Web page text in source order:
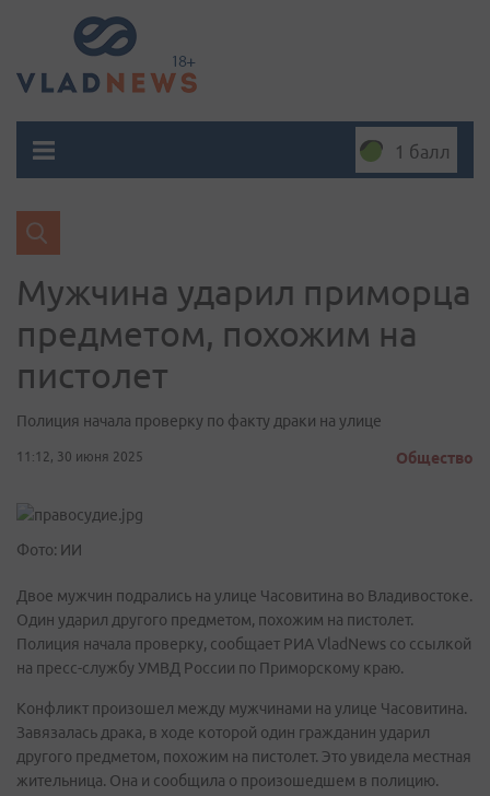
1 балл
Мужчина ударил приморца
предметом, похожим на
пистолет
Полиция начала проверку по факту драки на улице
11:12, 30 июня 2025 Общество
Фото: ИИ
Двое мужчин подрались на улице Часовитина во Владивостоке.
Один ударил другого предметом, похожим на пистолет.
Полиция начала проверку, сообщает РИА VladNews со ссылкой
на пресс-службу УМВД России по Приморскому краю.
Конфликт произошел между мужчинами на улице Часовитина.
Завязалась драка, в ходе которой один гражданин ударил
другого предметом, похожим на пистолет. Это увидела местная
жительница. Она и сообщила о произошедшем в полицию.